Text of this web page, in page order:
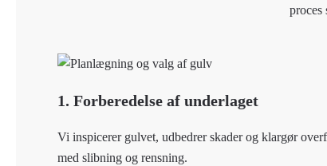
proces
1. Forberedelse af underlaget
Vi inspicerer gulvet, udbedrer skader og klargør
med slibning og rensning.